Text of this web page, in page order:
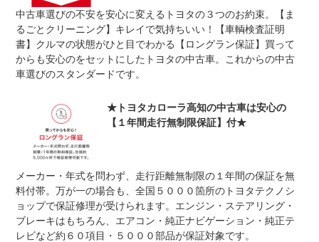
法定整備
整備付 法定12ヶ月または法定24ヶ月点検整備付
※車検なし・車検整備付の場合は法定24ヶ月点検整備付
※商用車は6ヶ月または12ヶ月点検整備付
法定整備
について
-
中古車選びの不安を安心に変えるトヨタの３つのお約束。【ま
るごとクリーニング】キレイで気持ちいい！【車輌検査証明
書】クルマの状態がひと目でわかる【ロングラン保証】買って
からも安心のをセットにしたトヨタの中古車。これからの中古
車選びのスタンダードです。
★トヨタカローラ高知の中古車は安心の
【１年間走行無制限保証】付★
メーカー・年式を問わず、走行距離無制限の１年間の保証を無
料付帯。万が一の場合も、全国５０００箇所のトヨタテクノシ
ョップで保証修理が受けられます。エンジン・ステアリング・
ブレーキはもちろん、エアコン・純正ナビゲーション・純正テ
レビなど約６０項目・５０００部品が保証対象です。